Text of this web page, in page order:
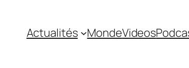
Actualités MondeVideos